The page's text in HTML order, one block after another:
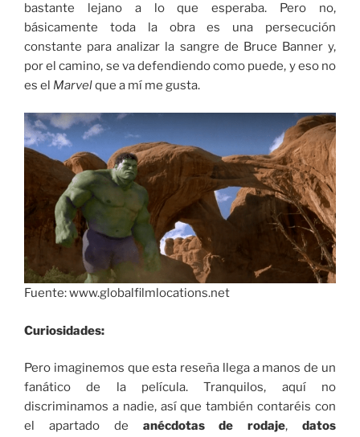
bastante lejano a lo que esperaba. Pero no,
básicamente toda la obra es una persecución
constante para analizar la sangre de Bruce Banner y,
por el camino, se va defendiendo como puede, y eso no
es el Marvelque a mí me gusta.
Fuente: www.globalfilmlocations.net
Curiosidades:
Pero imaginemos que esta reseña llega a manos de un
fanático de la película. Tranquilos, aquí no
discriminamos a nadie, así que también contaréis con
el apartado de anécdotas de rodaje,datos